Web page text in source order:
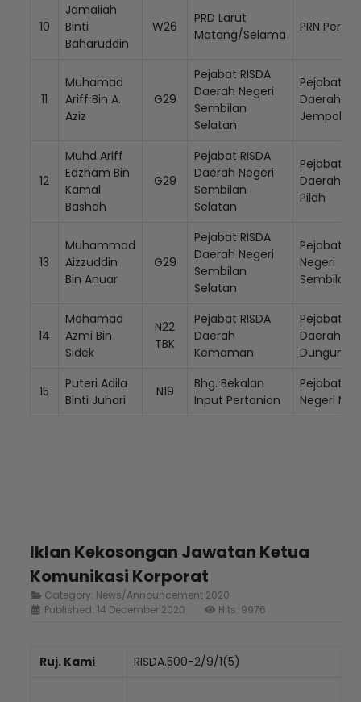
10
Jamaliah
Binti
Baharuddin
W26
PRD Larut
Matang/Selama
PRN Perak
11
Muhamad
Ariff Bin A.
Aziz
G29
Pejabat RISDA
Daerah Negeri
Sembilan
Selatan
Pejabat
Daerah
Jempol
12
Muhd Ariff
Edzham Bin
Kamal
Bashah
G29
Pejabat RISDA
Daerah Negeri
Sembilan
Selatan
Pejabat
Daerah
Pilah
13
Muhammad
Aizzuddin
Bin Anuar
G29
Pejabat RISDA
Daerah Negeri
Sembilan
Selatan
Pejabat
Negeri
Sembilan
14
Mohamad
Azmi Bin
Sidek
N22
TBK
Pejabat RISDA
Daerah
Kemaman
Pejabat
Daerah
Dungun
15
Puteri Adila
Binti Juhari
N19
Bhg. Bekalan
Input Pertanian
Pejabat
Negeri
Iklan Kekosongan Jawatan Ketua
Komunikasi Korporat
Category: News/Announcement 2020
Published: 14 December 2020
Hits: 9976
Ruj. Kami RISDA.500-2/9/1(5)